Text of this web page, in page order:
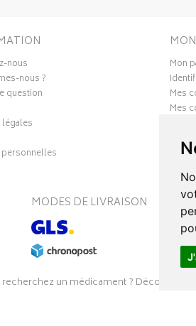
nous
nous ?
question
Mon
Mes
Mes
Mes
MODES DE LIVRAISON
un médicament ? Découvrez la